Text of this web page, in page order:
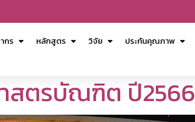
กร หลักสูตร วิจัย ประกันคุณภาพ
สตรบัณฑิต ปี2566